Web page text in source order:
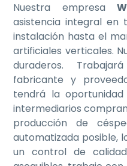
Nuestra empresa
asistencia integral en
instalación hasta el
artificiales verticales.
duraderos.
fabricante y
tendrá la
intermediarios
producción de
automatizada posible,
un control de